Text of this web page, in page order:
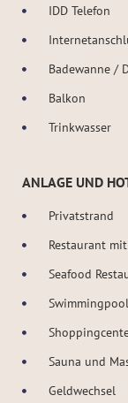
IDD Telefon
Badewanne /
Balkon
Trinkwasser
ANLAGE UND
Privatstrand
Restaurant
Seafood
Swimmingpool
Sauna und
Geldwechsel